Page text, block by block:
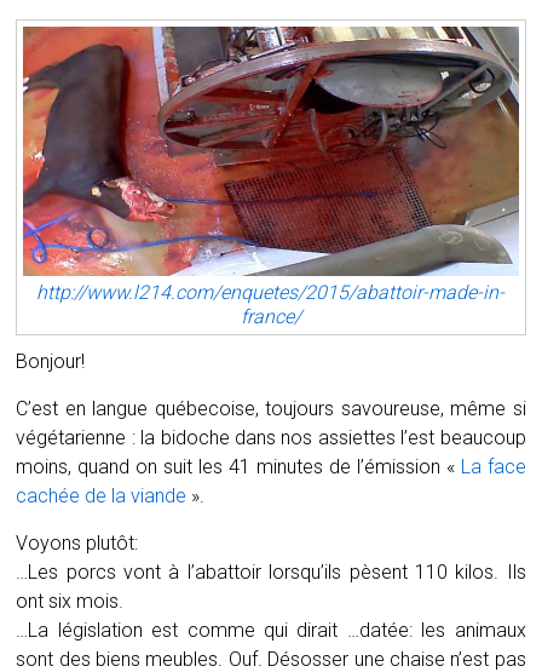
http://www.l214.com/enquetes/2015/abattoir-made-in-
france/
Bonjour!
C’est en langue québecoise, toujours savoureuse, même si
végétarienne : la bidoche dans nos assiettes l’est beaucoup
moins, quand on suit les 41 minutes de l’émission « La face
cachée de la viande ».
Voyons plutôt:
…Les porcs vont à l’abattoir lorsqu’ils pèsent 110 kilos. Ils
ont six mois.
…La législation est comme qui dirait …datée: les animaux
sont des biens meubles. Ouf. Désosser une chaise n’est pas